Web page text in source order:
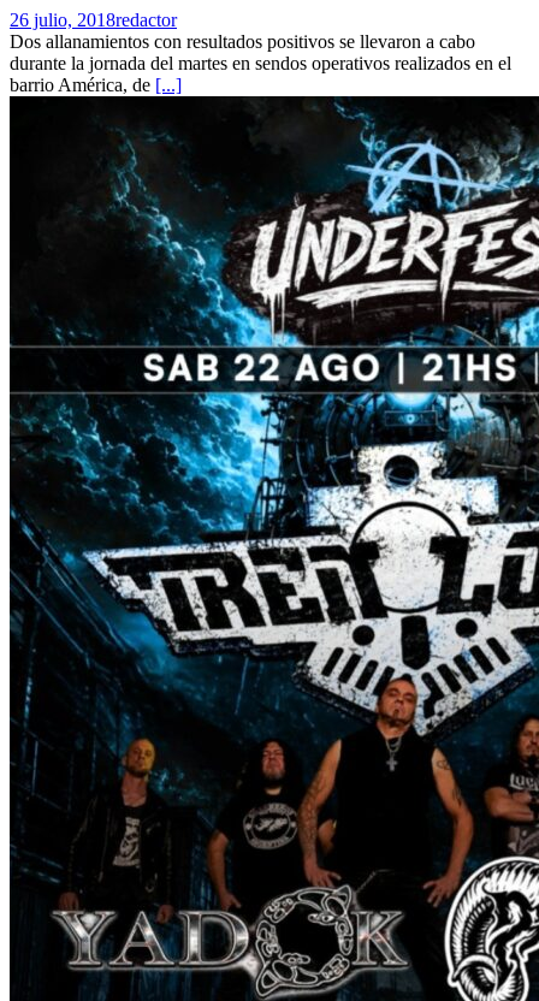
26 julio, 2018redactor
Dos allanamientos con resultados positivos se llevaron a cabo
durante la jornada del martes en sendos operativos realizados en el
barrio América, de [...]